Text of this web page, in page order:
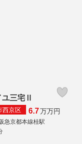
ユ三宅Ⅱ
西京区 6.7万万円
急京都本線桂駅